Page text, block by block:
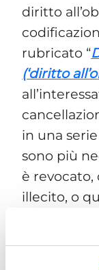
Questo sito
Utilizziamo i
diritto
rubricato “
(‘diritto
in una
sono più
è
illecito, o